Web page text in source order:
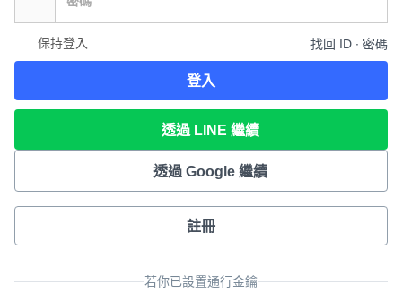
保持登入 找回 ID ∙ 密碼
登入
透過 LINE 繼續
透過 Google 繼續
註冊
若你已設置通行金鑰